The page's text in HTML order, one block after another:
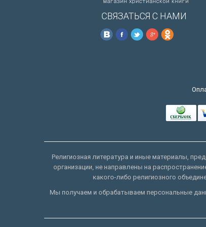
СВЯЗАТЬСЯ С НАМИ
Религиозная литература и иные материалы,
организации, не направлены на
какого-либо религиозного
Мы получаем и обрабатываем персональные